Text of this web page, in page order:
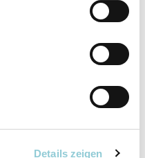
Details zeigen